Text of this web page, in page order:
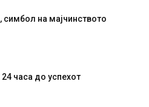
симбол на мајчинството
часа до успехот